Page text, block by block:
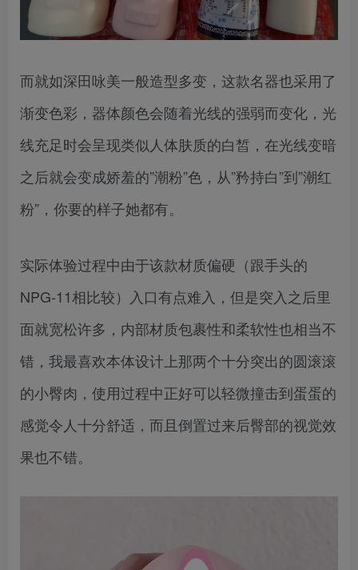
而就如深田咏美一般造型多变，这款名器也采用了
渐变色彩，器体颜色会随着光线的强弱而变化，光
线充足时会呈现类似人体肤质的白皙，在光线变暗
之后就会变成娇羞的”潮粉”色，从”矜持白”到”潮红
粉”，你要的样子她都有。
实际体验过程中由于该款材质偏硬（跟手头的
NPG-11相比较）入口有点难入，但是突入之后里
面就宽松许多，内部材质包裹性和柔软性也相当不
错，我最喜欢本体设计上那两个十分突出的圆滚滚
的小臀肉，使用过程中正好可以轻微撞击到蛋蛋的
感觉令人十分舒适，而且倒置过来后臀部的视觉效
果也不错。